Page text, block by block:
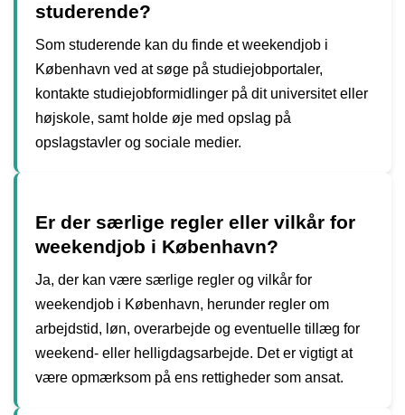
studerende?
Som studerende kan du finde et weekendjob i
København ved at søge på studiejobportaler,
kontakte studiejobformidlinger på dit universitet eller
højskole, samt holde øje med opslag på
opslagstavler og sociale medier.
Er der særlige regler eller vilkår for
weekendjob i København?
Ja, der kan være særlige regler og vilkår for
weekendjob i København, herunder regler om
arbejdstid, løn, overarbejde og eventuelle tillæg for
weekend- eller helligdagsarbejde. Det er vigtigt at
være opmærksom på ens rettigheder som ansat.